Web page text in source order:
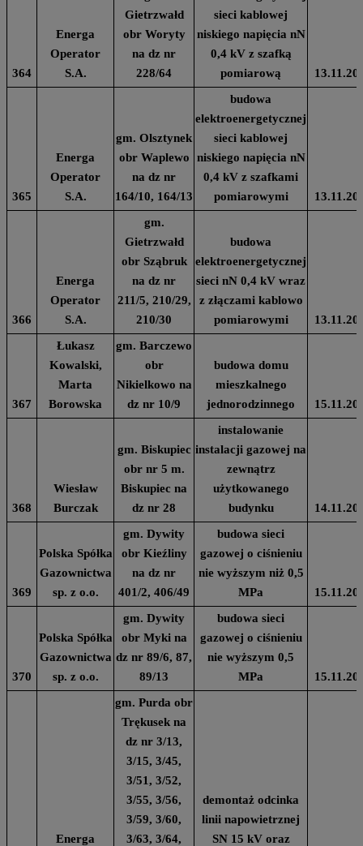
364
Energa
Operator
S.A.
Gietrzwałd
obr Woryty
na dz nr
228/64
sieci kablowej
niskiego napięcia nN
0,4 kV z szafką
pomiarową
365
Energa
Operator
S.A.
gm. Olsztynek
obr Waplewo
na dz nr
164/10, 164/13
budowa
elektroenergetycznej
sieci kablowej
niskiego napięcia nN
0,4 kV z szafkami
pomiarowymi
366
Energa
Operator
S.A.
gm.
Gietrzwałd
obr Sząbruk
na dz nr
211/5, 210/29,
210/30
budowa
elektroenergetycznej
sieci nN 0,4 kV wraz
z złączami kablowo
pomiarowymi
367
Łukasz
Kowalski,
Marta
Borowska
gm. Barczewo
obr
Nikielkowo na
dz nr 10/9
budowa domu
mieszkalnego
jednorodzinnego
368
Wiesław
Burczak
gm. Biskupiec
obr nr 5 m.
Biskupiec na
dz nr 28
instalowanie
instalacji gazowej na
zewnątrz
użytkowanego
budynku
369
Polska Spółka
Gazownictwa
sp. z o.o.
gm. Dywity
obr Kieźliny
na dz nr
401/2, 406/49
budowa sieci
gazowej o ciśnieniu
nie wyższym niż 0,5
MPa
370
Polska Spółka
Gazownictwa
sp. z o.o.
gm. Dywity
obr Myki na
dz nr 89/6, 87,
89/13
budowa sieci
gazowej o ciśnieniu
nie wyższym 0,5
MPa
Energa
gm. Purda obr
Trękusek na
dz nr 3/13,
3/15, 3/45,
3/51, 3/52,
3/55, 3/56,
3/59, 3/60,
3/63, 3/64,
demontaż odcinka
linii napowietrznej
SN 15 kV oraz